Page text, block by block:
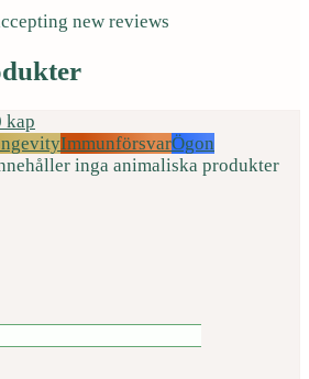
new reviews
ImmunförsvarÖgon
inga animaliska produkter